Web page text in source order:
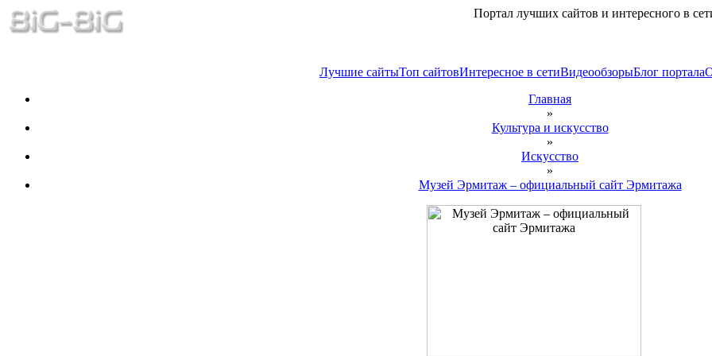
Портал лучших сайтов и интересного в
Лучшие сайтыТоп сайтовИнтересное в сетиВидеообзорыБлог портала
Главная
»
Культура и искусство
»
Искусство
»
Музей Эрмитаж – официальный сайт Эрмитажа